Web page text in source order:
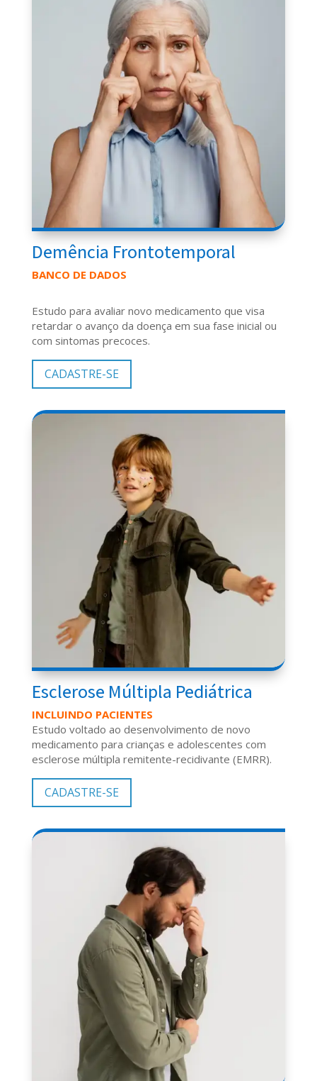
Demência Frontotemporal
BANCO DE DADOS
Estudo para avaliar novo medicamento que visa
retardar o avanço da doença em sua fase inicial ou
com sintomas precoces.
CADASTRE-SE
Esclerose Múltipla Pediátrica
INCLUINDO PACIENTES
Estudo voltado ao desenvolvimento de novo
medicamento para crianças e adolescentes com
esclerose múltipla remitente-recidivante (EMRR).
CADASTRE-SE